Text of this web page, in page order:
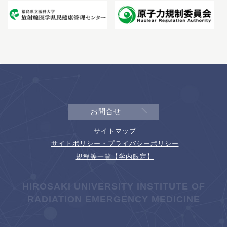
お問合せ
サイトマップ
サイトポリシー・プライバシーポリシー
規程等一覧【学内限定】
HIROSAKI UNIVERSITY INSTITUTE OF
RADIATION EMERGENCY MEDICINE